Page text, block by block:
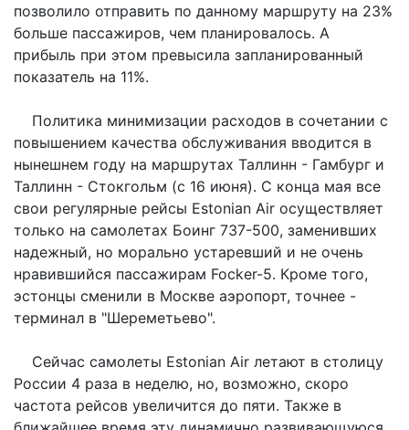
позволило отправить по данному маршруту на 23%
больше пассажиров, чем планировалось. А
прибыль при этом превысила запланированный
показатель на 11%.
Политика минимизации расходов в сочетании с
повышением качества обслуживания вводится в
нынешнем году на маршрутах Таллинн - Гамбург и
Таллинн - Стокгольм (с 16 июня). С конца мая все
свои регулярные рейсы Estonian Air осуществляет
только на самолетах Боинг 737-500, заменивших
надежный, но морально устаревший и не очень
нравившийся пассажирам Focker-5. Кроме того,
эстонцы сменили в Москве аэропорт, точнее -
терминал в "Шереметьево".
Сейчас самолеты Estonian Air летают в столицу
России 4 раза в неделю, но, возможно, скоро
частота рейсов увеличится до пяти. Также в